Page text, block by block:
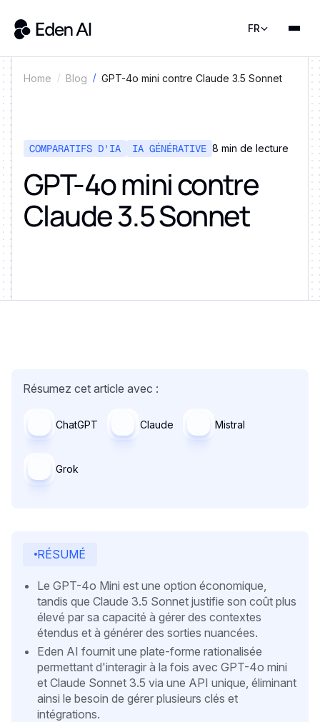
FR
Home Blog GPT-4o mini contre Claude 3.5 Sonnet
COMPARATIFS D'IA IA GÉNÉRATIVE 8 min de lecture
GPT-4o mini contre
Claude 3.5 Sonnet
Résumez cet article avec :
ChatGPT Claude Mistral
Grok
RÉSUMÉ
Le GPT-4o Mini est une option économique,
tandis que Claude 3.5 Sonnet justifie son coût plus
élevé par sa capacité à gérer des contextes
étendus et à générer des sorties nuancées.
Eden AI fournit une plate-forme rationalisée
permettant d'interagir à la fois avec GPT-4o mini
et Claude Sonnet 3.5 via une API unique, éliminant
ainsi le besoin de gérer plusieurs clés et
intégrations.